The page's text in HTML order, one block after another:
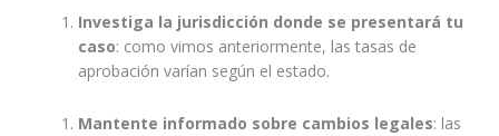
Investiga la jurisdicción donde se presentará tu
caso: como vimos anteriormente, las tasas de
aprobación varían según el estado.
Mantente informado sobre cambios legales: las